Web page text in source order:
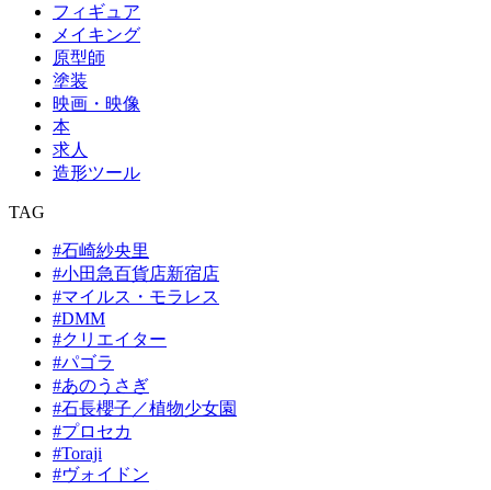
フィギュア
メイキング
原型師
塗装
映画・映像
本
求人
造形ツール
TAG
#石崎紗央里
#小田急百貨店新宿店
#マイルス・モラレス
#DMM
#クリエイター
#パゴラ
#あのうさぎ
#石長櫻子／植物少女園
#プロセカ
#Toraji
#ヴォイドン